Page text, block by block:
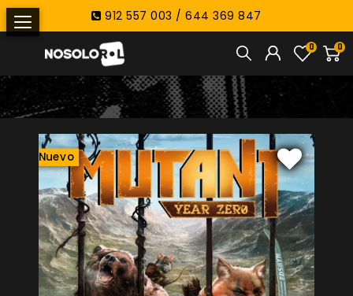
912 557 003 / 644 369 847
0
0
Nuevo